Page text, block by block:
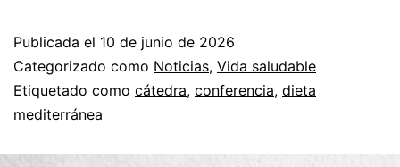
Publicada el 10 de junio de 2026
Categorizado como Noticias, Vida saludable
Etiquetado como cátedra, conferencia, dieta
mediterránea